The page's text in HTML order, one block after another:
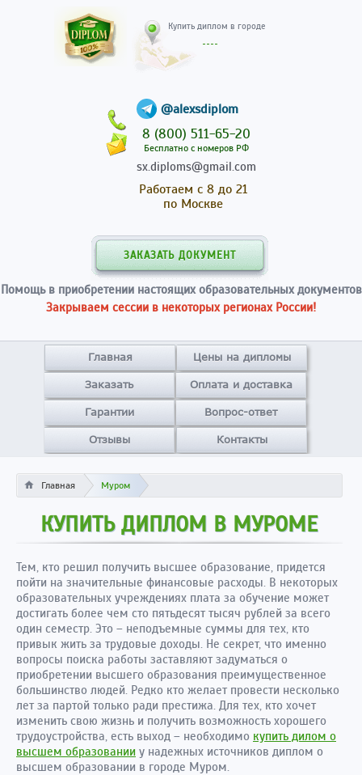
@alexsdiplom
8 (800) 511-65-20
Бесплатно с номеров РФ
sx.diploms@gmail.com
Работаем с 8 до 21
по Москве
ЗАКАЗАТЬ ДОКУМЕНТ
Помощь в приобретении настоящих образовательных документов
Закрываем сессии в некоторых регионах России!
Главная Цены на дипломы
Заказать Оплата и доставка
Гарантии Вопрос-ответ
Отзывы Контакты
Главная Муром
КУПИТЬ ДИПЛОМ В МУРОМЕ
Тем, кто решил получить высшее образование, придется
пойти на значительные финансовые расходы. В некоторых
образовательных учреждениях плата за обучение может
достигать более чем сто пятьдесят тысяч рублей за всего
один семестр. Это – неподъемные суммы для тех, кто
привык жить за трудовые доходы. Не секрет, что именно
вопросы поиска работы заставляют задуматься о
приобретении высшего образования преимущественное
большинство людей. Редко кто желает провести несколько
лет за партой только ради престижа. Для тех, кто хочет
изменить свою жизнь и получить возможность хорошего
трудоустройства, есть выход – необходимо купить дилом о
высшем образовании у надежных источников диплом о
высшем образовании в городе Муром.